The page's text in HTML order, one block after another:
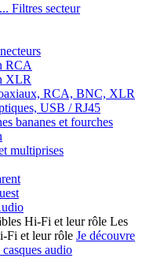
Filtres secteur
RCA
XLR
RCA, BNC, XLR
USB / RJ45
bananes et fourches
multiprises
Les
Fi et leur rôle Je découvre
audio